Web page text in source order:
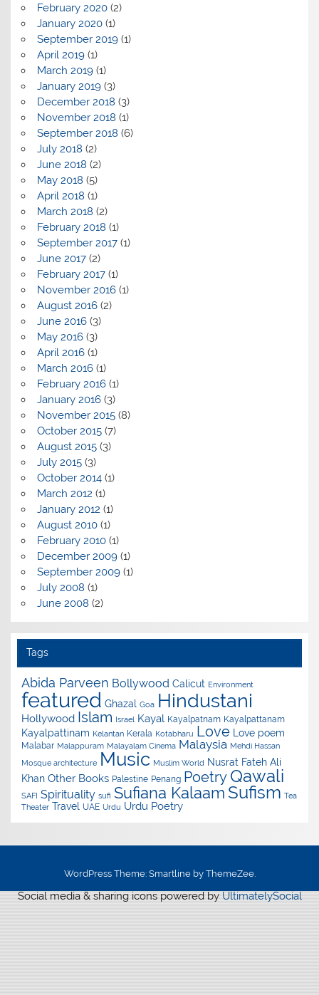
February 2020(2)
January 2020(1)
September 2019(1)
April 2019(1)
March 2019(1)
January 2019(3)
December 2018 (3)
November 2018 (1)
September 2018 (6)
July 2018 (2)
June 2018 (2)
May 2018 (5)
April 2018 (1)
March 2018 (2)
February 2018 (1)
September 2017(1)
June 2017(2)
February 2017(1)
November 2016(1)
August 2016(2)
June 2016(3)
May 2016(3)
April 2016(1)
March 2016(1)
February 2016(1)
January 2016(3)
November 2015(8)
October 2015(7)
August 2015(3)
July 2015(3)
October 2014(1)
March 2012 (1)
January 2012 (1)
August 2010(1)
February 2010(1)
December 2009(1)
September 2009(1)
July 2008 (1)
June 2008 (2)
Tags
Abida Parveen Bollywood Calicut Environment
featured Ghazal Goa Hindustani
Hollywood Islam Israel Kayal Kayalpatnam Kayalpattanam
Kayalpattinam Kelantan Kerala Kotabharu Love Love poem
Malabar Malappuram Malayalam Cinema Malaysia Mehdi Hassan
Mosque architecture Music Muslim World Nusrat Fateh Ali
Khan Other Books Palestine Penang Poetry Qawali
SAFI Spirituality sufi Sufiana Kalaam Sufism Tea
Theater Travel UAE Urdu Urdu Poetry
WordPress Theme: Smartline by ThemeZee.
Social media & sharing icons powered by UltimatelySocial